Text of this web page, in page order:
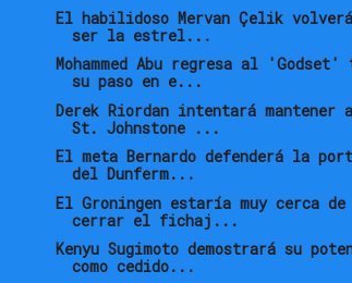
El habilidoso Mervan Çelik
ser la estrel...
Mohammed Abu regresa al 'Godset'
su paso en e...
Derek Riordan intentará mantener
St. Johnstone ...
El meta Bernardo defenderá la
del Dunferm...
El Groningen estaría muy cerca de
cerrar el fichaj...
Kenyu Sugimoto demostrará su
como cedido...